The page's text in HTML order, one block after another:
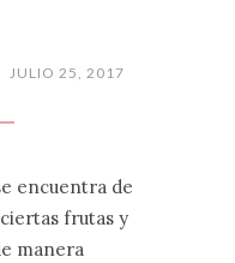
JULIO 25, 2017
encuentra de
frutas y
manera